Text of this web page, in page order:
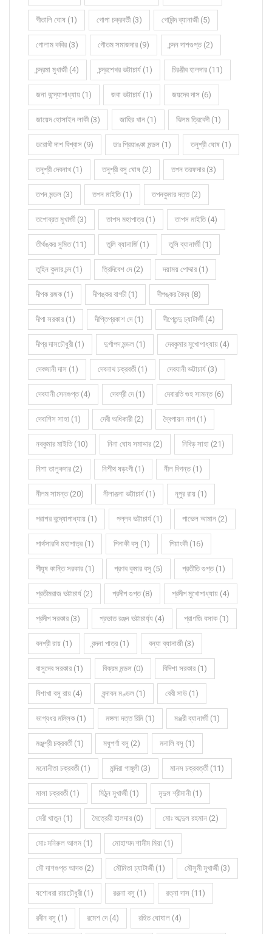
গীতালি ঘোষ (1) গোপা চক্রবর্তী (3) গোবিন্দ ব্যানার্জী (5)
গোলাম কবির (3) গৌতম সমাজদার (9) চন্দন দাশগুপ্ত (2)
চন্দ্রমা মুখার্জী (4) চন্দ্রশেখর ভট্টাচার্য (1) চিরঞ্জীব হালদার (11)
জনা বন্দ্যোপাধ্যায় (1) জবা ভট্টাচার্য (1) জয়দেব দাস (6)
জায়েদ হোসাইন লাকী (3) জাহির খান (1) ঝিলম ত্রিবেদী (1)
ডরোথী দাশ বিশ্বাস (9) ডাঃ প্রিয়াঙ্কা মন্ডল (1) তনুশ্রী ঘোষ (1)
তনুশ্রী দেবনাথ (1) তনুশ্রী বসু ঘোষ (2) তপন তরফদার (3)
তপন মন্ডল (3) তপন মাইতি (1) তপনকুমার দত্ত (2)
তপোব্রত মুখার্জী (3) তাপস মহাপাত্র (1) তাপস মাইতি (4)
তীর্থঙ্কর সুমিত (11) তুলি ব্যানার্জি (1) তুলি ব্যানার্জী (1)
তুহিন কুমার চন্দ (1) ত্রিদিবেশ দে (2) দয়াময় পোদ্দার (1)
দীপক রজক (1) দীপঙ্কর বাগচী (1) দীপঙ্কর বৈদ্য (8)
দীপা সরকার (1) দীপ্তিপ্রকাশ দে (1) দীপ্তেন্দু চ্যাটার্জী (4)
দীপ্র দাসচৌধুরী (1) দুর্গাপদ মন্ডল (1) দেবকুমার মুখোপাধ্যায় (4)
দেবজানী দাস (1) দেবনাথ চক্রবর্তী (1) দেবযানী ভট্টাচার্য (3)
দেবযানী সেনগুপ্ত (4) দেবশ্রী দে (1) দেবারতি গুহ সামন্ত (6)
দেবাশিস সাহা (1) দেবী অধিকারী (2) দ্বৈপায়ন নাগ (1)
নবকুমার মাইতি (10) নিনা ঘোষ সমাদ্দার (2) নিবিড় সাহা (21)
নিশা তালুকদার (2) নিশীথ ষড়ংগী (1) নীল দিগন্ত (1)
নীলম সামন্ত (20) নীলাঞ্জনা ভট্টাচার্য (1) নূপুর রায় (1)
পরাশর বন্দ্যোপাধ্যায় (1) পল্লব ভট্টাচার্য (1) পাভেল আমান (2)
পার্থসারথি মহাপাত্র (1) পিনাকী বসু (1) পিয়াংকী (16)
পীযূষ কান্তি সরকার (1) প্রণব কুমার বসু (5) প্রতীতি গুপ্ত (1)
প্রতীমরাজ ভট্টাচার্য (2) প্রদীপ গুপ্ত (8) প্রদীপ মুখোপাধ্যায় (4)
প্রদীপ সরকার (3) প্রভাত রঞ্জন ভট্টাচার্য্য (4) প্রাণজি বসাক (1)
বনশ্রী রায় (1) বন্দনা পাত্র (1) বন্যা ব্যানার্জী (3)
বাসুদেব সরকার (1) বিক্রম মন্ডল (0) বিদিশা সরকার (1)
বিশাখা বসু রায় (4) বৃন্দাবন মণ্ডল (1) বেবী সাউ (1)
ভাগ্যধর মল্লিক (1) মঙ্গলা দত্ত রিমি (1) মঞ্জরী ব্যানার্জী (1)
মঞ্জুশ্রী চক্রবর্তী (1) মধুপর্ণা বসু (2) মনালি বসু (1)
মনোনীতা চক্রবর্তী (1) মন্দিরা গাঙ্গুলী (3) মানস চক্রবর্ত্তী (11)
মালা চক্রবর্তী (1) মিঠুন মুখার্জী (1) মৃদুল শ্রীমানী (1)
মেরী খাতুন (1) মৈত্রেয়ী হালদার (0) মোঃ আব্দুল রহমান (2)
মোঃ মনিরুল আলম (1) মোহাম্মদ শামীম মিয়া (1)
মৌ দাশগুপ্ত আদক (2) মৌমিতা চ্যাটার্জী (1) মৌসুমী মুখার্জী (3)
যশোধরা রায়চৌধুরী (1) রঞ্জনা বসু (1) রত্না দাস (11)
রবীন বসু (1) রমেশ দে (4) রহিত ঘোষাল (4)